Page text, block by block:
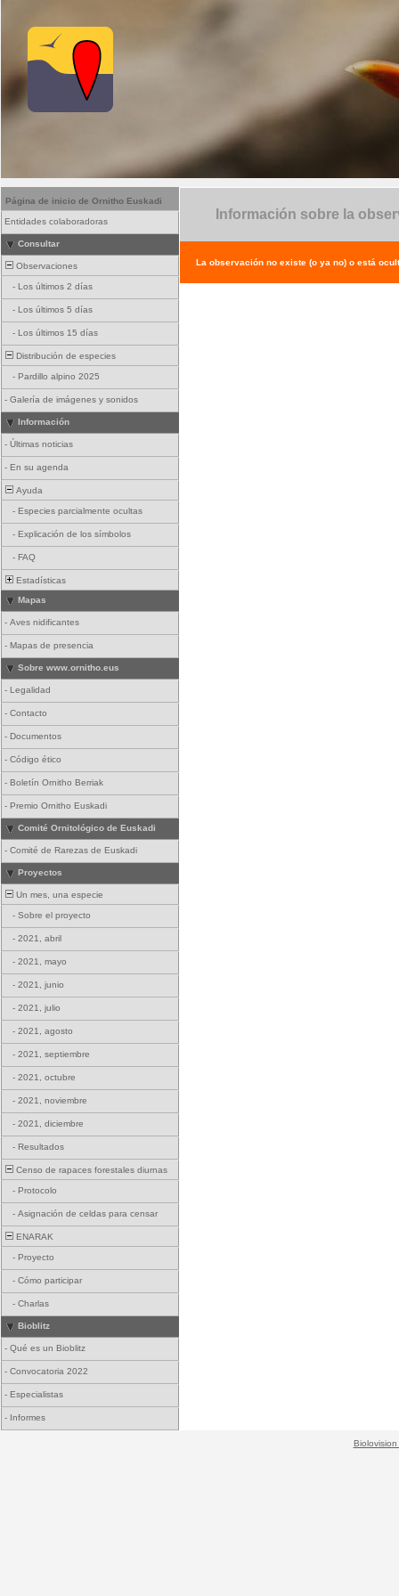
Página de inicio de Ornitho Euskadi
Entidades colaboradoras
Consultar
Observaciones
- Los últimos 2 días
- Los últimos 5 días
- Los últimos 15 días
Distribución de especies
- Pardillo alpino 2025
- Galería de imágenes y sonidos
Información
- Últimas noticias
- En su agenda
Ayuda
- Especies parcialmente ocultas
- Explicación de los símbolos
- FAQ
Estadísticas
Mapas
- Aves nidificantes
- Mapas de presencia
Sobre www.ornitho.eus
- Legalidad
- Contacto
- Documentos
- Código ético
- Boletín Ornitho Berriak
- Premio Ornitho Euskadi
Comité Ornitológico de Euskadi
- Comité de Rarezas de Euskadi
Proyectos
Un mes, una especie
- Sobre el proyecto
- 2021, abril
- 2021, mayo
- 2021, junio
- 2021, julio
- 2021, agosto
- 2021, septiembre
- 2021, octubre
- 2021, noviembre
- 2021, diciembre
- Resultados
Censo de rapaces forestales diurnas
- Protocolo
- Asignación de celdas para censar
ENARAK
- Proyecto
- Cómo participar
- Charlas
Bioblitz
- Qué es un Bioblitz
- Convocatoria 2022
- Especialistas
- Informes
Información sobre la
La observación no existe (o ya no) o está
Biolovision